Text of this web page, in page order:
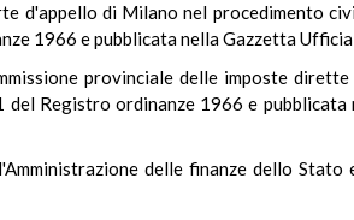
d'appello di Milano nel procedimento
1966 e pubblicata nella Gazzetta
provinciale delle imposte
Registro ordinanze 1966 e pubblicata
delle finanze dello